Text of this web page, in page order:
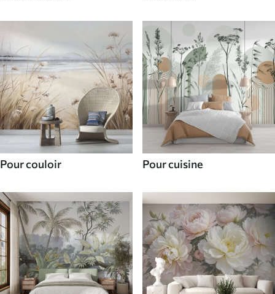
Pour couloir Pour cuisine